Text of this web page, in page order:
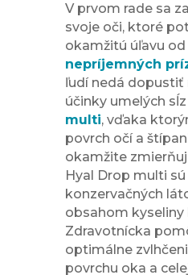
V prvom rade sa
svoje oči, ktoré
okamžitú úľavu
nepríjemných
ľudí nedá dopustiť
účinky umelých sĺz
multi, vďaka
povrch očí a
okamžite
Hyal Drop multi sú
konzervačných
obsahom kyseliny
Zdravotnícka
optimálne
povrchu oka a